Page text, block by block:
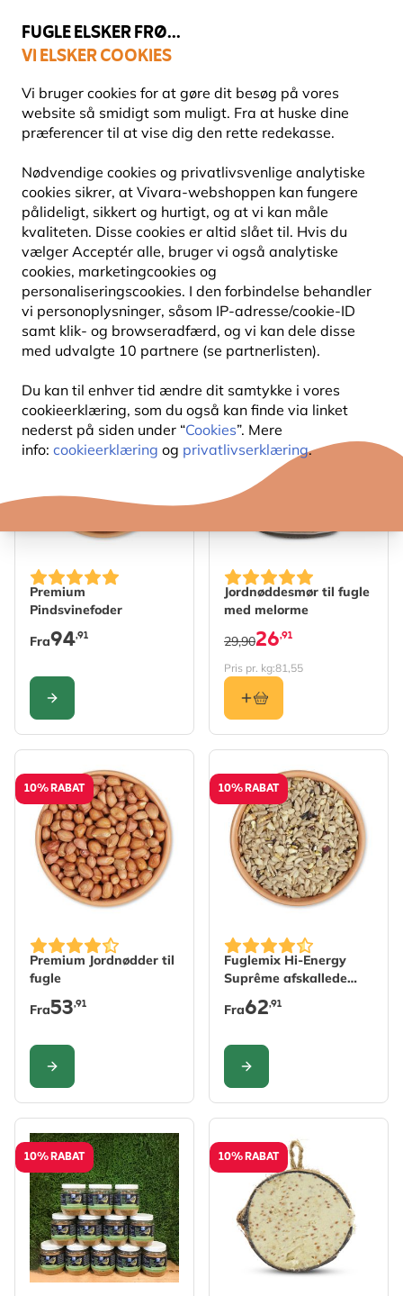
FUGLE ELSKER FRØ...
VI ELSKER COOKIES
Vi bruger cookies for at gøre dit besøg på vores
website så smidigt som muligt. Fra at huske dine
præferencer til at vise dig den rette redekasse.
Nødvendige cookies og privatlivsvenlige analytiske
cookies sikrer, at Vivara-webshoppen kan fungere
pålideligt, sikkert og hurtigt, og at vi kan måle
kvaliteten. Disse cookies er altid slået til. Hvis du
vælger Acceptér alle, bruger vi også analytiske
cookies, marketingcookies og
personaliseringscookies. I den forbindelse behandler
vi personoplysninger, såsom IP-adresse/cookie-ID
samt klik- og browseradfærd, og vi kan dele disse
med udvalgte 10 partnere (se partnerlisten).
Du kan til enhver tid ændre dit samtykke i vores
cookieerklæring, som du også kan finde via linket
nederst på siden under “Cookies”. Mere
info: cookieerklæring og privatlivserklæring.
Topbedømt i 11 lande
BLOMSTERLØG
Forvandl haven med vores udvalg af blomsterløg. Disse
kvalitetsløg plantes i efteråret og giver et smukt og
farverigt blomsterflor til foråret. Al
8609 produkter
5% RABAT
Premium
Pindsvinefoder
The price depends on the options chosen on the
Fra94,91
KONFIGURER
10% RABAT
Jordnøddesmør til fugle
med melorme
26,91
29,90
Pris pr. kg:81,55
10% RABAT
Premium Jordnødder til
fugle
The price depends on the options chosen on the
Fra53,91
KONFIGURER
10% RABAT
Fuglemix Hi-Energy
Suprême afskallede
(ingen ukrudt)
The price depends on the
Fra62,91
KONFIGURER
10% RABAT 10% RABAT